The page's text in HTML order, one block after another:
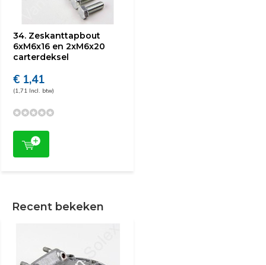
34. Zeskanttapbout
6xM6x16 en 2xM6x20
carterdeksel
€ 1,41
(1,71 Incl. btw)
Recent bekeken